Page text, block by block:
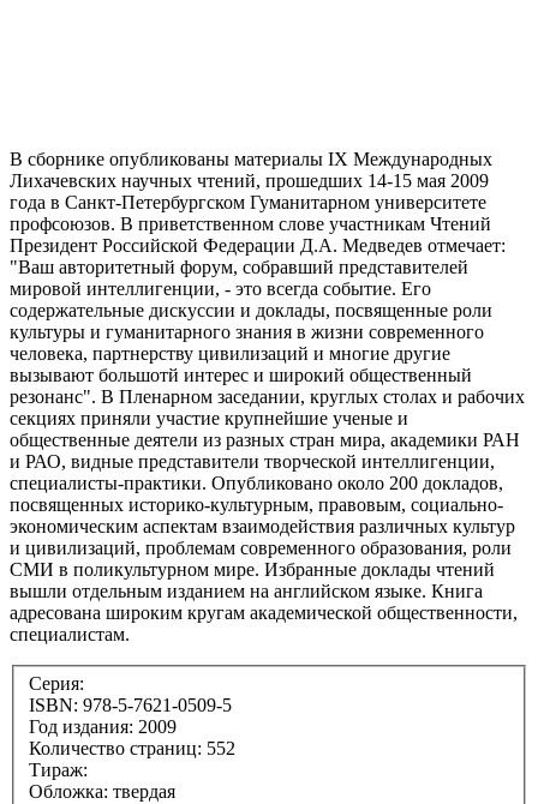
В сборнике опубликованы материалы IX Международных
Лихачевских научных чтений, прошедших 14-15 мая 2009
года в Санкт-Петербургском Гуманитарном университете
профсоюзов. В приветственном слове участникам Чтений
Президент Российской Федерации Д.А. Медведев отмечает:
"Ваш авторитетный форум, собравший представителей
мировой интеллигенции, - это всегда событие. Его
содержательные дискуссии и доклады, посвященные роли
культуры и гуманитарного знания в жизни современного
человека, партнерству цивилизаций и многие другие
вызывают большотй интерес и широкий общественный
резонанс". В Пленарном заседании, круглых столах и рабочих
секциях приняли участие крупнейшие ученые и
общественные деятели из разных стран мира, академики РАН
и РАО, видные представители творческой интеллигенции,
специалисты-практики. Опубликовано около 200 докладов,
посвященных историко-культурным, правовым, социально-
экономическим аспектам взаимодействия различных культур
и цивилизаций, проблемам современного образования, роли
СМИ в поликультурном мире. Избранные доклады чтений
вышли отдельным изданием на английском языке. Книга
адресована широким кругам академической общественности,
специалистам.
Серия:
ISBN: 978-5-7621-0509-5
Год издания: 2009
Количество страниц: 552
Тираж:
Обложка: твердая